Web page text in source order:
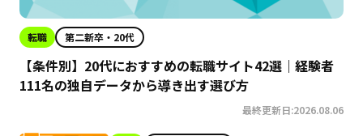
転職 第二新卒・20代
【条件別】20代におすすめの転職サイト42選｜経験者
111名の独自データから導き出す選び方
最終更新日:2026.08.06